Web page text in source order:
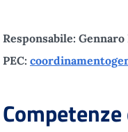
Responsabile: Gennaro
PEC: